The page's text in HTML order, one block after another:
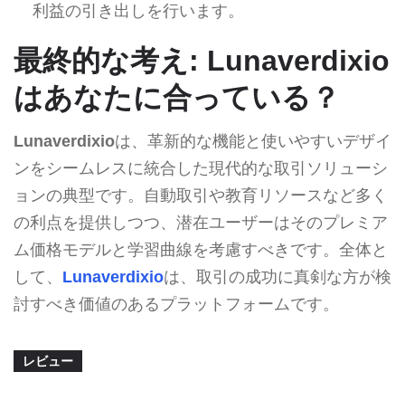
利益の引き出しを行います。
最終的な考え: Lunaverdixio
はあなたに合っている？
Lunaverdixioは、革新的な機能と使いやすいデザイ
ンをシームレスに統合した現代的な取引ソリューシ
ョンの典型です。自動取引や教育リソースなど多く
の利点を提供しつつ、潜在ユーザーはそのプレミア
ム価格モデルと学習曲線を考慮すべきです。全体と
して、 Lunaverdixioは、取引の成功に真剣な方が検
討すべき価値のあるプラットフォームです。
レビュー